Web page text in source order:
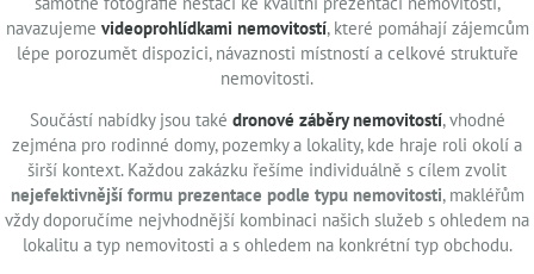
navazujeme videoprohlídkami nemovitostí, které pomáhají zájemcům
lépe porozumět dispozici, návaznosti místností a celkové struktuře
nemovitosti.
Součástí nabídky jsou také dronové záběry nemovitostí, vhodné
zejména pro rodinné domy, pozemky a lokality, kde hraje roli okolí a
širší kontext. Každou zakázku řešíme individuálně s cílem zvolit
nejefektivnější formu prezentace podle typu nemovitosti, makléřům
vždy doporučíme nejvhodnější kombinaci našich služeb s ohledem na
lokalitu a typ nemovitosti a s ohledem na konkrétní typ obchodu.